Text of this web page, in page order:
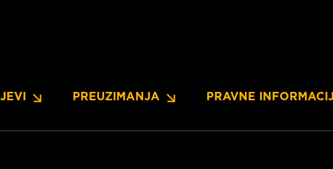
PREUZIMANJA PRAVNE